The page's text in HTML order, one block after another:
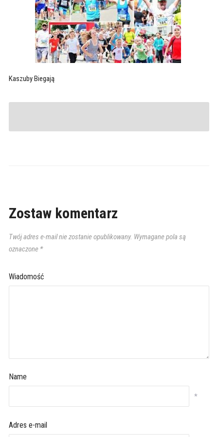
Kaszuby Biegają
Zostaw komentarz
Twój adres e-mail nie zostanie opublikowany. Wymagane pola są
oznaczone *
Wiadomość
Name
*
Adres e-mail